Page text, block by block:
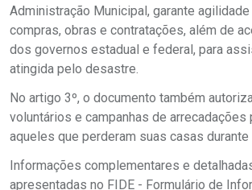
Administração Municipal, garante
compras, obras e contratações, além de
dos governos estadual e federal, para
atingida pelo desastre.
No artigo 3º, o documento também
voluntários e campanhas de arrecadações
aqueles que perderam suas casas durante
Informações complementares e
apresentadas no FIDE - Formulário de